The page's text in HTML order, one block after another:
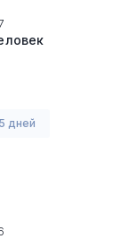
дней